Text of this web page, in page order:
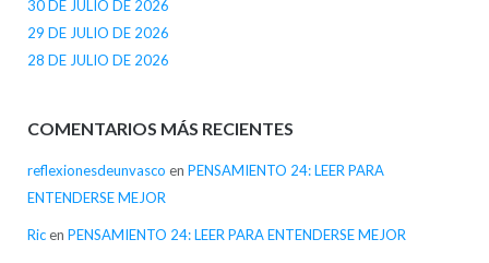
30 DE JULIO DE 2026
29 DE JULIO DE 2026
28 DE JULIO DE 2026
COMENTARIOS MÁS RECIENTES
reflexionesdeunvasco en PENSAMIENTO 24: LEER PARA
ENTENDERSE MEJOR
Ricen PENSAMIENTO 24: LEER PARA ENTENDERSE MEJOR